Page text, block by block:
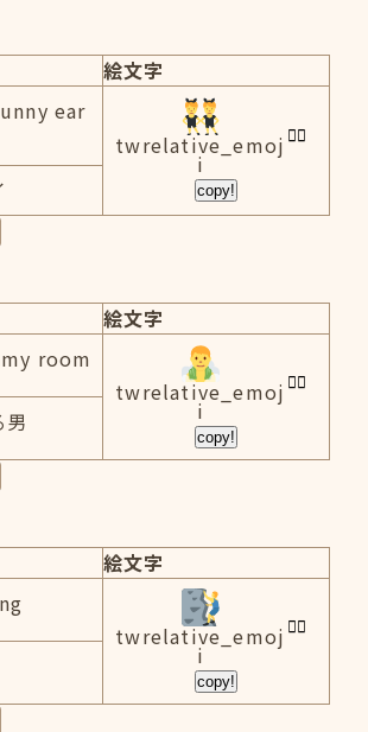
絵文字
ear
twrelative_emoj
i
copy!
絵文字
room
twrelative_emoj
i
copy!
男
絵文字
twrelative_emoj
i
copy!